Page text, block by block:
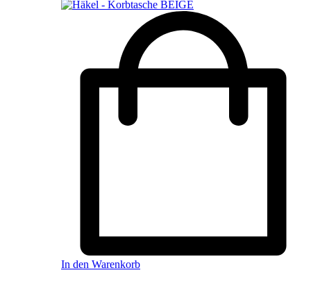
In den Warenkorb